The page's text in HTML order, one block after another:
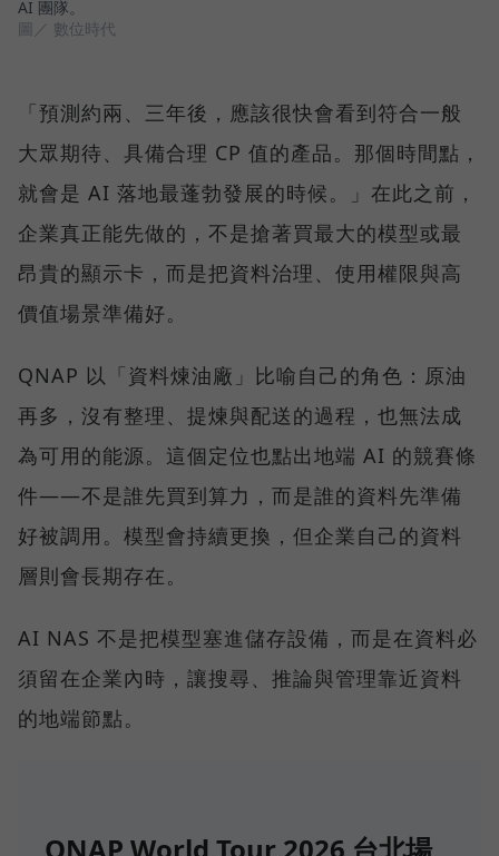
AI 團隊。
圖／ 數位時代
「預測約兩、三年後，應該很快會看到符合一般
大眾期待、具備合理 CP 值的產品。那個時間點，
就會是 AI 落地最蓬勃發展的時候。」在此之前，
企業真正能先做的，不是搶著買最大的模型或最
昂貴的顯示卡，而是把資料治理、使用權限與高
價值場景準備好。
QNAP 以「資料煉油廠」比喻自己的角色：原油
再多，沒有整理、提煉與配送的過程，也無法成
為可用的能源。這個定位也點出地端 AI 的競賽條
件——不是誰先買到算力，而是誰的資料先準備
好被調用。模型會持續更換，但企業自己的資料
層則會長期存在。
AI NAS 不是把模型塞進儲存設備，而是在資料必
須留在企業內時，讓搜尋、推論與管理靠近資料
的地端節點。